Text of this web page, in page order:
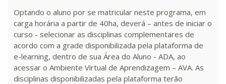
Optando o aluno por se matricular neste programa, em
carga horária a partir de 40ha, deverá – antes de iniciar o
curso - selecionar as disciplinas complementares de
acordo com a grade disponibilizada pela plataforma de
e-learning, dentro de sua Área do Aluno - ADA, ao
acessar o Ambiente Virtual de Aprendizagem – AVA. As
disciplinas disponibilizadas pela plataforma terão